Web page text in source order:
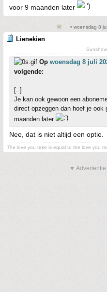
voor 9 maanden later
• woensdag 8
Lienekien
Op woensdag 8 juli
volgende:
[..]
Je kan ook gewoon een
direct opzeggen dan hoef je
maanden later
Nee, dat is niet altijd een optie.
The love you take is equal to the love you
▼